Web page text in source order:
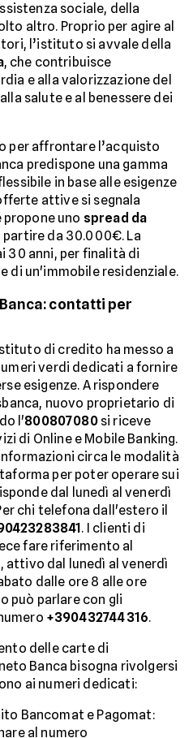
sociale, della
altro. Proprio per agire al
l’istituto si avvale della
, che contribuisce
e alla valorizzazione del
salute e al benessere dei
per affrontare l’acquisto
predispone una gamma
in base alle esigenze
attive si segnala
propone uno spread da
partire da 30.000€. La
30 anni, per finalità di
di un'immobile residenziale.
contatti per
di credito ha messo a
verdi dedicati a fornire
esigenze. A rispondere
nuovo proprietario di
l'800807080si riceve
di Online e Mobile Banking.
circa le modalità
per poter operare sui
dal lunedì al venerdì
chi telefona dall'estero il
. I clienti di
fare riferimento al
, attivo dal lunedì al venerdì
dalle ore 8 alle ore
può parlare con gli
+390432744316.
delle carte di
Banca bisogna rivolgersi
ai numeri dedicati:
Bancomat e Pagomat:
al numero